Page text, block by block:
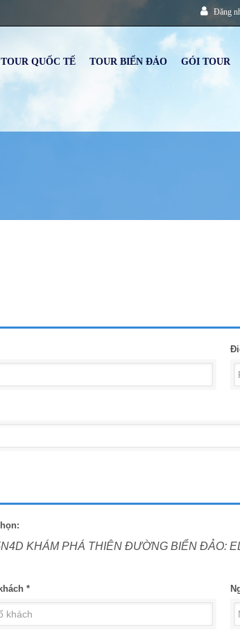
Đăng
TOUR QUỐC TẾ TOUR BIỂN ĐẢO GÓI TOUR
KHÁM PHÁ THIÊN ĐƯỜNG BIỂN ĐẢO:
*